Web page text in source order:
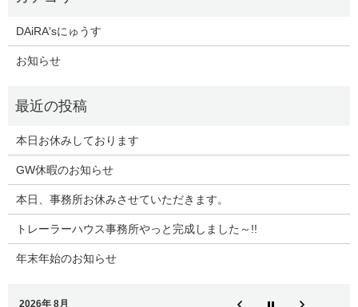
DAiRA'sにゅうす
お知らせ
本日お休みしております
GW休暇のお知らせ
本日、事務所お休みさせていただきます。
トレーラーハウス事務所やっと完成しました～!!
年末年始のお知らせ
2026年 8月